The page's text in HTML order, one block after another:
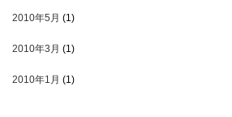
2010年5月 (1)
2010年3月 (1)
2010年1月 (1)